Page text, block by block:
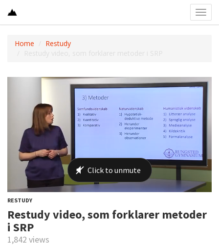
Home
Restudy
Restudy video, som forklarer metoder i SRP
RESTUDY
Restudy video, som forklarer metoder
i SRP
1,842 views